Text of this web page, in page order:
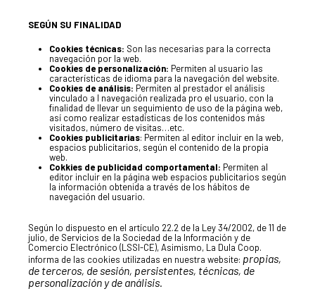
SEGÚN SU FINALIDAD
Cookies técnicas: Son las necesarias para la correcta
navegación por la web.
Cookies de personalización: Permiten al usuario las
características de idioma para la navegación del website.
Cookies de análisis: Permiten al prestador el análisis
vinculado a l navegación realizada pro el usuario, con la
finalidad de llevar un seguimiento de uso de la página web,
así como realizar estadísticas de los contenidos más
visitados, número de visitas…etc.
Cookies publicitarias: Permiten al editor incluir en la web,
espacios publicitarios, según el contenido de la propia
web.
Cokkies de publicidad comportamental: Permiten al
editor incluir en la página web espacios publicitarios según
la información obtenida a través de los hábitos de
navegación del usuario.
Según lo dispuesto en el artículo 22.2 de la Ley 34/2002, de 11 de
julio, de Servicios de la Sociedad de la Información y de
Comercio Electrónico (LSSI-CE), Asimismo, La Dula Coop.
informa de las cookies utilizadas en nuestra website: propias,
de terceros, de sesión, persistentes, técnicas, de
personalización y de análisis.
EQUIPO